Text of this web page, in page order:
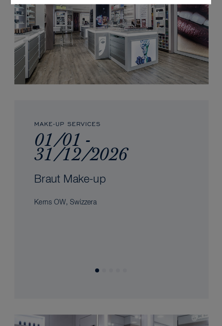
MAKE-UP SERVICES
01/01 -
31/12/2026
Braut Make-up
Kerns OW, Swizzera